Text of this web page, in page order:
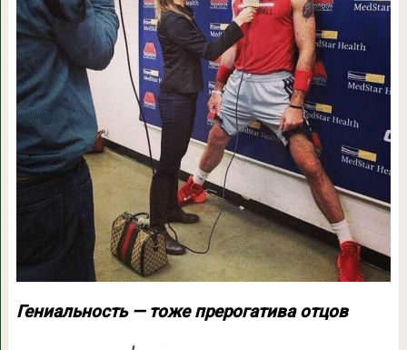
Гениальность — тоже прерогатива отцов